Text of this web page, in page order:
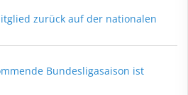
zurück auf der nationalen
Bundesligasaison ist